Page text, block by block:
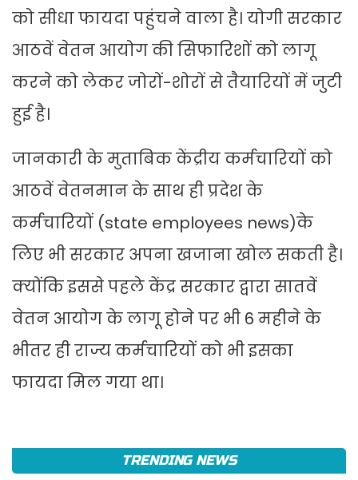
को सीधा फायदा पहुंचने वाला है। योगी सरकार
आठवें वेतन आयोग की सिफारिशों को लागू
करने को लेकर जोरों-शोरों से तैयारियों में जुटी
हुई है।
जानकारी के मुताबिक केंद्रीय कर्मचारियों को
आठवें वेतनमान के साथ ही प्रदेश के
कर्मचारियों (state employees news)के
लिए भी सरकार अपना खजाना खोल सकती है।
क्योंकि इससे पहले केंद्र सरकार द्वारा सातवें
वेतन आयोग के लागू होने पर भी 6 महीने के
भीतर ही राज्य कर्मचारियों को भी इसका
फायदा मिल गया था।
TRENDING NEWS